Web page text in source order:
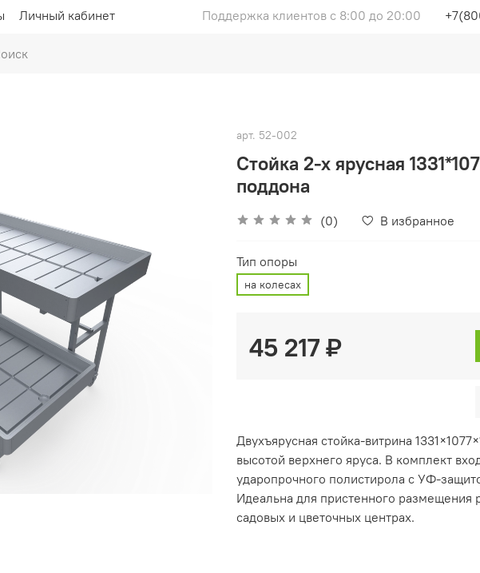
Личный кабинет Поддержка клиентов с 8:00 до 20:00
арт. 52-002
Стойка 2-х ярусная
поддона
(0) В избранное
Тип опоры
на колесах
45 217 ₽
Двухъярусная стойка-витрина
высотой верхнего яруса. В комплект
ударопрочного полистирола с УФ-
Идеальна для пристенного размещения
садовых и цветочных центрах.